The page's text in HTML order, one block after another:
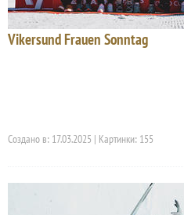
Vikersund Frauen Sonntag
Создано в: 17.03.2025 | Картинки: 155